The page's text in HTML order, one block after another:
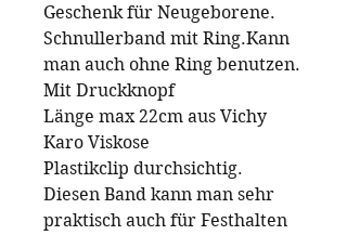
Geschenk für Neugeborene.
Schnullerband mit Ring.Kann
man auch ohne Ring benutzen.
Mit Druckknopf
Länge max 22cm aus Vichy
Karo Viskose
Plastikclip durchsichtig.
Diesen Band kann man sehr
praktisch auch für Festhalten